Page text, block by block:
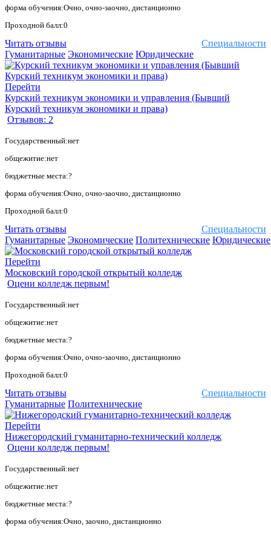
форма обучения:Очно, очно-заочно, дистанционно
Проходной балл:0
Специальности
Читать отзывы
Гуманитарные Экономические Юридические
Перейти
Курский техникум экономики и управления (Бывший
Курский техникум экономики и права)
Отзывов: 2
Государственный:нет
общежитие:нет
бюджетные места:?
форма обучения:Очно, очно-заочно, дистанционно
Проходной балл:0
Специальности
Читать отзывы
Гуманитарные Экономические Политехнические Юридические
Перейти
Московский городской открытый колледж
Оцени колледж первым!
Государственный:нет
общежитие:нет
бюджетные места:?
форма обучения:Очно, очно-заочно, дистанционно
Проходной балл:0
Специальности
Читать отзывы
Гуманитарные Политехнические
Перейти
Нижегородский гуманитарно-технический колледж
Оцени колледж первым!
Государственный:нет
общежитие:нет
бюджетные места:?
форма обучения:Очно, заочно, дистанционно